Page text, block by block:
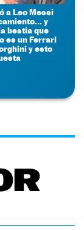
a Leo Messi
y
bestia que
es un Ferrari
y esto